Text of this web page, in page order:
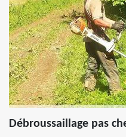
Débroussaillage pas